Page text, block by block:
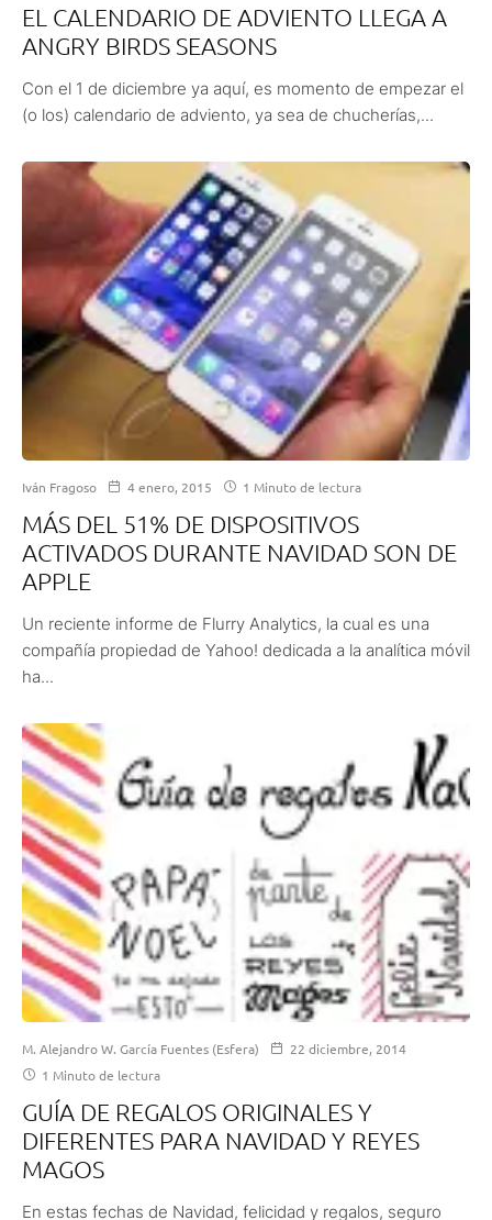
EL CALENDARIO DE ADVIENTO LLEGA A
ANGRY BIRDS SEASONS
Con el 1 de diciembre ya aquí, es momento de empezar el
(o los) calendario de adviento, ya sea de chucherías,...
Iván Fragoso 4 enero, 2015 1 Minuto de lectura
MÁS DEL 51% DE DISPOSITIVOS
ACTIVADOS DURANTE NAVIDAD SON DE
APPLE
Un reciente informe de Flurry Analytics, la cual es una
compañía propiedad de Yahoo! dedicada a la analítica móvil
ha...
M. Alejandro W. García Fuentes (Esfera)
22 diciembre, 2014
1 Minuto de lectura
GUÍA DE REGALOS ORIGINALES Y
DIFERENTES PARA NAVIDAD Y REYES
MAGOS
En estas fechas de Navidad, felicidad y regalos, seguro